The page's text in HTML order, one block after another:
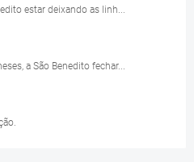
estar deixando as linh...
a São Benedito fechar...